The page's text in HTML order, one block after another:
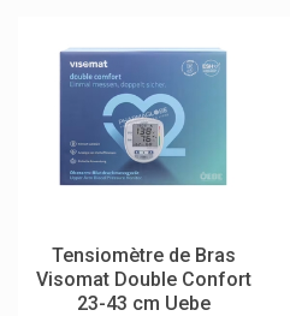
Tensiomètre de Bras
Visomat Double Confort
23-43 cm Uebe